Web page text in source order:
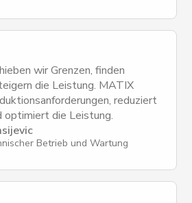
wir Grenzen, finden
die Leistung. MATIX
reduziert
die Leistung.
Betrieb und Wartung